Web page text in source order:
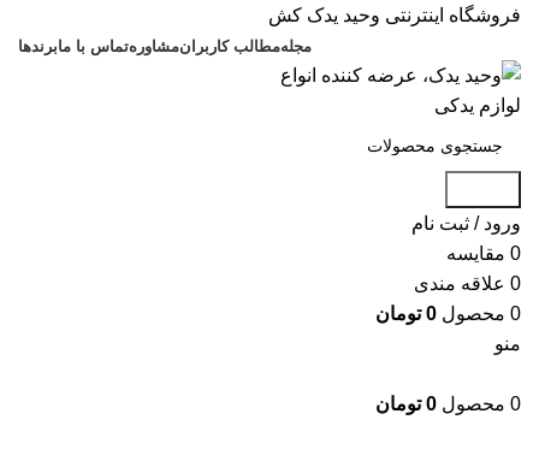
فروشگاه اینترنتی وحید یدک کش
مجلهمطالب کاربرانمشاورهتماس با مابرندها
ورود / ثبت نام
0 مقایسه
0 علاقه مندی
0 محصول 0 تومان
منو
0 محصول 0 تومان